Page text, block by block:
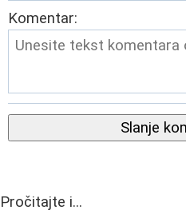
Komentar:
Slanje
Pročitajte i...